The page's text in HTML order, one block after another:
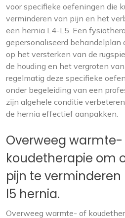
voor specifieke oefeningen die
verminderen van pijn en het
een hernia L4-L5. Een
gepersonaliseerd behandelplan
op het versterken van de
de houding en het vergroten
regelmatig deze specifieke
onder begeleiding van een
zijn algehele conditie
de hernia effectief aanpakken.
Overweeg warmte-
koudetherapie om
pijn te
l5 hernia.
Overweeg warmte- of